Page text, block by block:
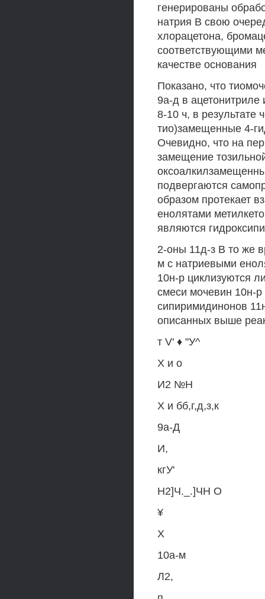
генерированы
натрия В свою
хлорацетона,
соответствующими
качестве основания
Показано, что
9а-д в ацетонитриле
8-10 ч, в результате
тио)замещенные 4-
Очевидно, что на
замещение
подвергаются
образом протекает
енолятами
являются
2-оны 11д-з В то же
м с натриевыми
10н-р циклизуются
смеси мочевин 10н-р
сипиримидинонов
описанных выше
т V' ♦ "У^
X и о
И2 №Н
X и бб,г,д,з,к
9а-Д
И,
кгУ'
Н2]Ч._.]ЧН О
¥
X
10а-м
Л2,